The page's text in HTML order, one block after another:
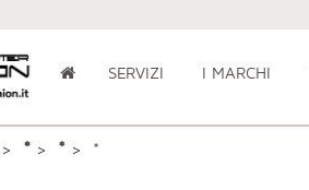
SERVIZI I MARCHI
* > * > *